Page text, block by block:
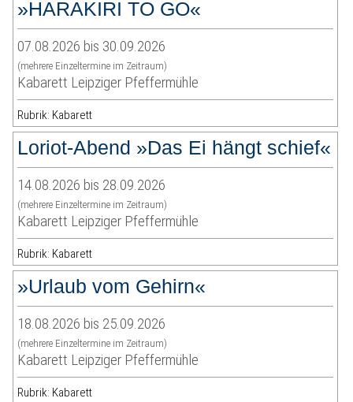
»HARAKIRI TO GO«
07.08.2026 bis 30.09.2026
(mehrere Einzeltermine im Zeitraum)
Kabarett Leipziger Pfeffermühle
Rubrik: Kabarett
Loriot-Abend »Das Ei hängt schief«
14.08.2026 bis 28.09.2026
(mehrere Einzeltermine im Zeitraum)
Kabarett Leipziger Pfeffermühle
Rubrik: Kabarett
»Urlaub vom Gehirn«
18.08.2026 bis 25.09.2026
(mehrere Einzeltermine im Zeitraum)
Kabarett Leipziger Pfeffermühle
Rubrik: Kabarett